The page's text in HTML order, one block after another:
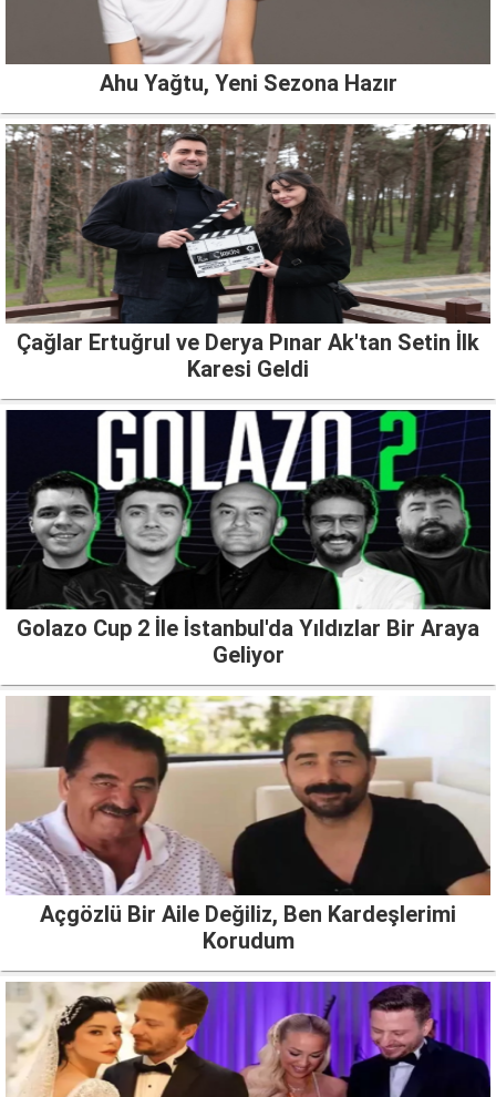
Ahu Yağtu, Yeni Sezona Hazır
Çağlar Ertuğrul ve Derya Pınar Ak'tan Setin İlk
Karesi Geldi
Golazo Cup 2 İle İstanbul'da Yıldızlar Bir Araya
Geliyor
Açgözlü Bir Aile Değiliz, Ben Kardeşlerimi
Korudum